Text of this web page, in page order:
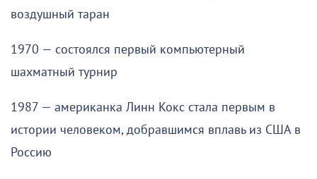
воздушный таран
1970 — состоялся первый компьютерный
шахматный турнир
1987 — американка Линн Кокс стала первым в
истории человеком, добравшимся вплавь из США в
Россию